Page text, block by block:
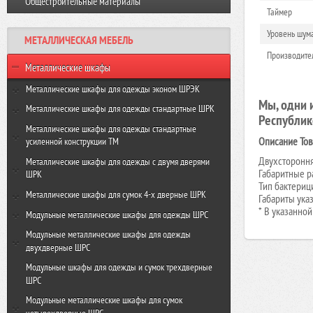
Виброплита VR-120 GROST
Виброплита VH-330R GROST
Резчик швов FS350-HC GROST
МЕТАЛЛИЧЕСКАЯ МЕБЕЛЬ
Металлические шкафы
Металлические шкафы для одежды эконом ШРЭК
ШРЭК-21-500
ШРЭК-22-500
Металлические шкафы для одежды стандартные ШРК
ШРК-22-600
ШРК-22-800
Металлические шкафы для одежды стандартные
усиленной конструкции ТМ
ТМ-22-600
ТМ-22-800
Металлические шкафы для одежды с двумя дверями
ШРК
ШРК-24-600
ШРК-24-800
Металлические шкафы для сумок 4-х дверные ШРК
ШРК-28-600
ШРК-28-800
Модульные металлические шкафы для одежды ШРС
ШРС-11-300
ШРС-11-400
ШРС-11дс-300
Модульные металлические шкафы для одежды
двухдверные ШРС
ШРС-12-300
ШРС-12дс-300
Модульные шкафы для одежды и сумок трехдверные
ШРС
Модульные металлические шкафы для сумок
Таймер
Уровень
Мы, одни
Описание
Габаритные
Тип
Габариты
* В